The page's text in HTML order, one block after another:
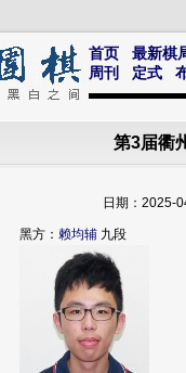
首页 最新棋
周刊
定式
第3届衢
日期：
黑方： 赖均辅 九段